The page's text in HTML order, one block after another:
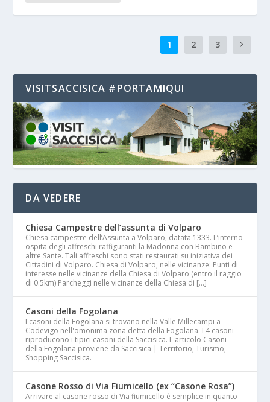
1 2 3
VISITSACCISICA #PORTAMIQUI
DA VEDERE
Chiesa Campestre dell’assunta di Volparo
Chiesa campestre dell’Assunta a Volparo, datata 1333. L’interno
ospita degli affreschi raffiguranti la Madonna con Bambino e
altre Sante. Tali affreschi sono stati restaurati su iniziativa dei
Cittadini di Volparo. Chiesa di Volparo, nelle vicinanze: Punti di
interesse nelle vicinanze della Chiesa di Volparo (entro il raggio
di 0.5km) Parcheggi nelle vicinanze della Chiesa di […]
Casoni della Fogolana
I casoni della Fogolana si trovano nella Valle Millecampi a
Codevigo nell'omonima zona detta della Fogolana. I 4 casoni
riproducono i tipici casoni della Saccisica. L'articolo Casoni
della Fogolana proviene da Saccisica | Territorio, Turismo,
Shopping Saccisica.
Casone Rosso di Via Fiumicello (ex “Casone Rosa”)
Arrivare al casone rosso di Via fiumicello è semplice in quanto